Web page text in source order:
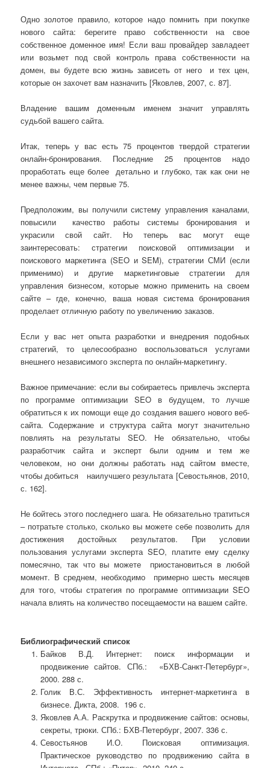
Одно золотое правило, которое надо помнить при покупке
нового сайта: берегите право собственности на свое
собственное доменное имя! Если ваш провайдер завладеет
или возьмет под свой контроль права собственности на
домен, вы будете всю жизнь зависеть от него и тех цен,
которые он захочет вам назначить [Яковлев, 2007, с. 87].
Владение вашим доменным именем значит управлять
судьбой вашего сайта.
Итак, теперь у вас есть 75 процентов твердой стратегии
онлайн-бронирования. Последние 25 процентов надо
проработать еще более детально и глубоко, так как они не
менее важны, чем первые 75.
Предположим, вы получили систему управления каналами,
повысили качество работы системы бронирования и
украсили свой сайт. Но теперь вас могут еще
заинтересовать: стратегии поисковой оптимизации и
поискового маркетинга (SEO и SEM), стратегии СМИ (если
применимо) и другие маркетинговые стратегии для
управления бизнесом, которые можно применить на своем
сайте – где, конечно, ваша новая система бронирования
проделает отличную работу по увеличению заказов.
Если у вас нет опыта разработки и внедрения подобных
стратегий, то целесообразно воспользоваться услугами
внешнего независимого эксперта по онлайн-маркетингу.
Важное примечание: если вы собираетесь привлечь эксперта
по программе оптимизации SEO в будущем, то лучше
обратиться к их помощи еще до создания вашего нового веб-
сайта. Содержание и структура сайта могут значительно
повлиять на результаты SEO. Не обязательно, чтобы
разработчик сайта и эксперт были одним и тем же
человеком, но они должны работать над сайтом вместе,
чтобы добиться наилучшего результата [Севостьянов, 2010,
с. 162].
Не бойтесь этого последнего шага. Не обязательно тратиться
– потратьте столько, сколько вы можете себе позволить для
достижения достойных результатов. При условии
пользования услугами эксперта SEO, платите ему сделку
помесячно, так что вы можете приостановиться в любой
момент. В среднем, необходимо примерно шесть месяцев
для того, чтобы стратегия по программе оптимизации SEO
начала влиять на количество посещаемости на вашем сайте.
Библиографический список
Байков В.Д. Интернет: поиск информации и
продвижение сайтов. СПб.: «БХВ-Санкт-Петербург»,
2000. 288 с.
Голик В.С. Эффективность интернет-маркетинга в
бизнесе. Дикта, 2008. 196 с.
Яковлев А.А. Раскрутка и продвижение сайтов: основы,
секреты, трюки. СПб.: БХВ-Петербург, 2007. 336 с.
Севостьянов И.О. Поисковая оптимизация.
Практическое руководство по продвижению сайта в